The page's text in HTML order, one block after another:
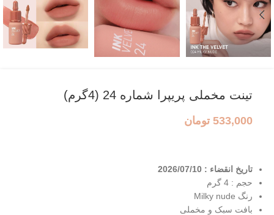
تینت مخملی پریپرا شماره 24 (4گرم)
533,000 تومان
تاریخ انقضاء : 2026/07/10
حجم : 4 گرم
رنگ Milky nude
بافت سبک و مخملی